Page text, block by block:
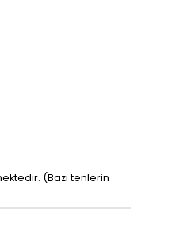
(Bazı tenlerin